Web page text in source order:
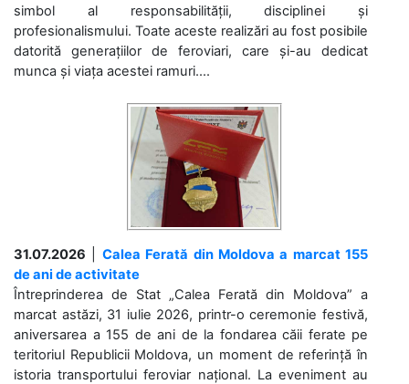
simbol al responsabilității, disciplinei și
profesionalismului. Toate aceste realizări au fost posibile
datorită generațiilor de feroviari, care și-au dedicat
munca și viața acestei ramuri....
31.07.2026
Calea Ferată din Moldova a marcat 155
de ani de activitate
Întreprinderea de Stat „Calea Ferată din Moldova” a
marcat astăzi, 31 iulie 2026, printr-o ceremonie festivă,
aniversarea a 155 de ani de la fondarea căii ferate pe
teritoriul Republicii Moldova, un moment de referință în
istoria transportului feroviar național. La eveniment au